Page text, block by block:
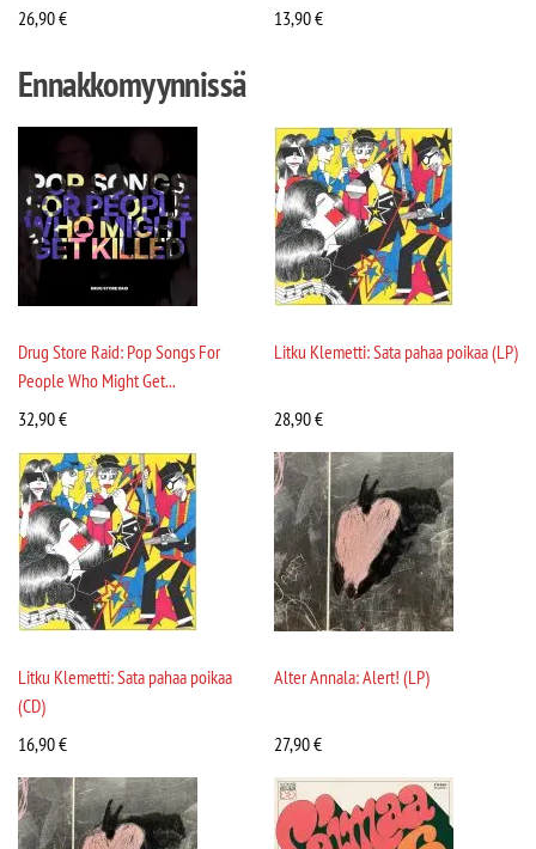
26,90€
13,90€
Ennakkomyynnissä
Drug Store Raid: Pop Songs For
People Who Might Get...
32,90€
Litku Klemetti: Sata pahaa poikaa (LP)
28,90€
Litku Klemetti: Sata pahaa poikaa
(CD)
16,90€
Alter Annala: Alert! (LP)
27,90€